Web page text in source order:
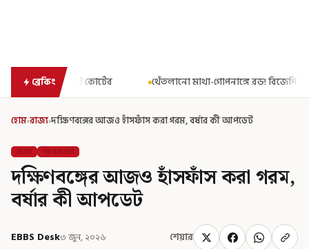
ব্রেকিং থেঁতলানো মাথা-গোপনাঙ্গে রড! বিজেপিশাসিত অসমে
হোম›রাজ্য›দক্ষিণবঙ্গের আজও হাঁসফাঁস করা গরম, বর্ষার কী আপডেট
রাজ্য আবহাওয়া
দক্ষিণবঙ্গের আজও হাঁসফাঁস করা গরম,
বর্ষার কী আপডেট
EBBS Desk৩ জুন, ২০২৬ শেয়ার